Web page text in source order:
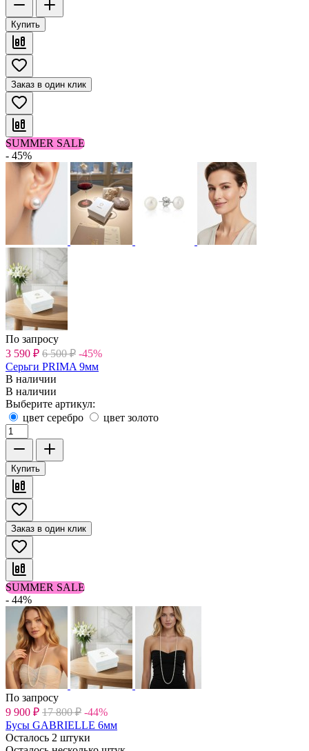
Купить
Заказ в один клик
SUMMER SALE
- 45%
По запросу
3 590 ₽ 6 500 ₽ -45%
Серьги PRIMA 9мм
В наличии
В наличии
Выберите артикул:
цвет серебро
цвет золото
Купить
Заказ в один клик
SUMMER SALE
- 44%
По запросу
9 900 ₽ 17 800 ₽ -44%
Бусы GABRIELLE 6мм
Осталось 2 штуки